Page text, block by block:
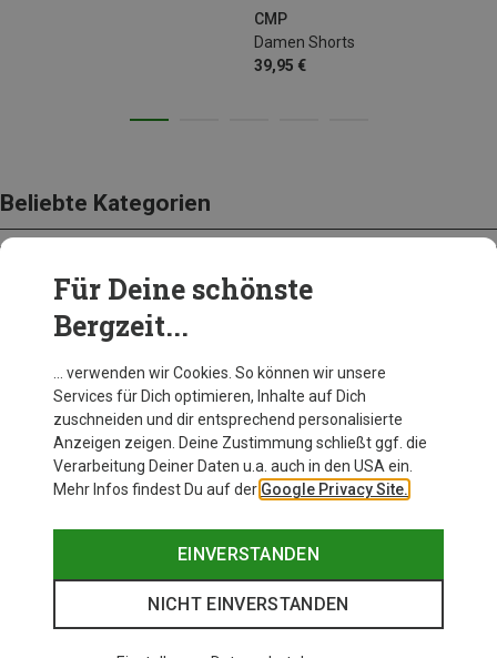
CMP
Damen Shorts
39,95 €
Beliebte Kategorien
BEKLEIDUNG
Für Deine schönste
Bergzeit...
… verwenden wir Cookies. So können wir unsere
Services für Dich optimieren, Inhalte auf Dich
zuschneiden und dir entsprechend personalisierte
Anzeigen zeigen. Deine Zustimmung schließt ggf. die
Verarbeitung Deiner Daten u.a. auch in den USA ein.
Mehr Infos findest Du auf der Google Privacy Site.
EINVERSTANDEN
NICHT EINVERSTANDEN